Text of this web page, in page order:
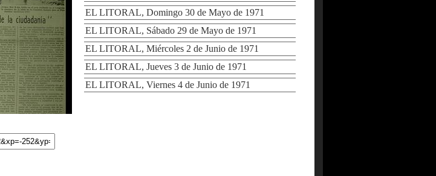
EL LITORAL, Domingo 30 de Mayo de 1971
EL LITORAL, Sábado 29 de Mayo de 1971
EL LITORAL, Miércoles 2 de Junio de 1971
EL LITORAL, Jueves 3 de Junio de 1971
EL LITORAL, Viernes 4 de Junio de 1971